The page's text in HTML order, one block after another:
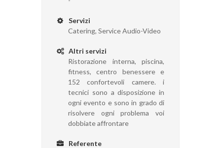
Servizi
Catering, Service Audio-Video
Altri servizi
Ristorazione interna, piscina,
fitness, centro benessere e
152 confortevoli camere. i
tecnici sono a disposizione in
ogni evento e sono in grado di
risolvere ogni problema voi
dobbiate affrontare
Referente